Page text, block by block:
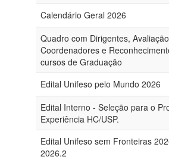
Calendário Geral 2026
Quadro com Dirigentes,
Coordenadores e
cursos de Graduação
Edital Unifeso pelo Mundo 2026
Edital Interno - Seleção para o
Experiência HC/USP.
Edital Unifeso sem Fronteiras
2026.2